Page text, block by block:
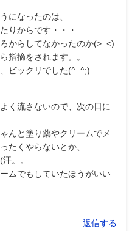
になったのは、
りからです・・・
からしてなかったのか(>_<)
指摘をされます。。
ビックリでした(^_^;)
く流さないので、次の日に
んと塗り薬やクリームでメ
たくやらないとか、
。。
ムでもしていたほうがいい
返信する